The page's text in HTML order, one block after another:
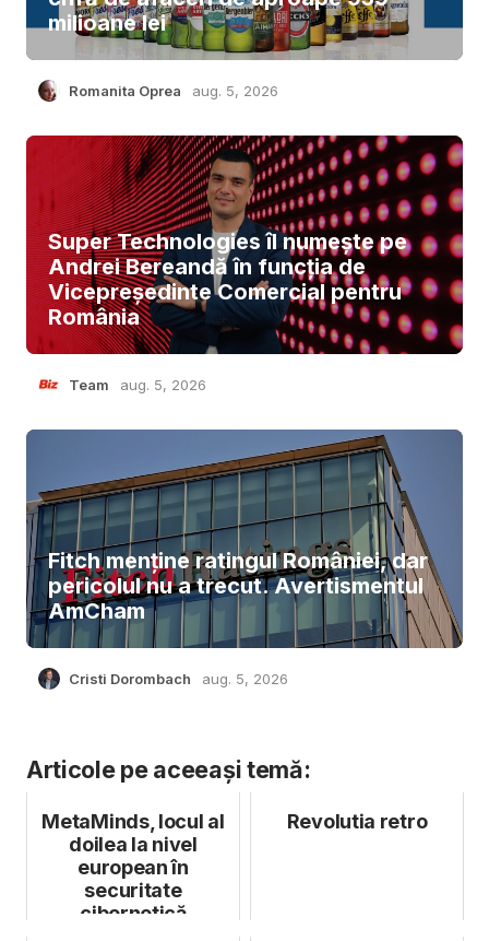
milioane lei
Romanita Oprea aug. 5, 2026
Super Technologies îl numește pe
Andrei Bereandă în funcția de
Vicepreședinte Comercial pentru
România
Team aug. 5, 2026
Fitch menține ratingul României, dar
pericolul nu a trecut. Avertismentul
AmCham
Cristi Dorombach aug. 5, 2026
Articole pe aceeași temă:
MetaMinds, locul al
doilea la nivel
european în
securitate
cibernetică
Revolutia retro